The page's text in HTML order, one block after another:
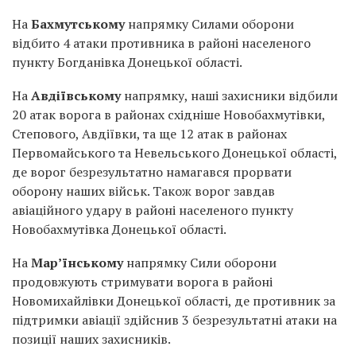
НаБахмутськомунапрямку Силами оборони
відбито 4 атаки противника в районі населеного
пункту Богданівка Донецької області.
НаАвдіївськомунапрямку, наші захисники відбили
20 атак ворога в районах східніше Новобахмутівки,
Степового, Авдіївки, та ще 12 атак в районах
Первомайського та Невельського Донецької області,
де ворог безрезультатно намагався прорвати
оборону наших військ. Також ворог завдав
авіаційного удару в районі населеного пункту
Новобахмутівка Донецької області.
НаМар’їнськомунапрямку Сили оборони
продовжують стримувати ворога в районі
Новомихайлівки Донецької області, де противник за
підтримки авіації здійснив 3 безрезультатні атаки на
позиції наших захисників.